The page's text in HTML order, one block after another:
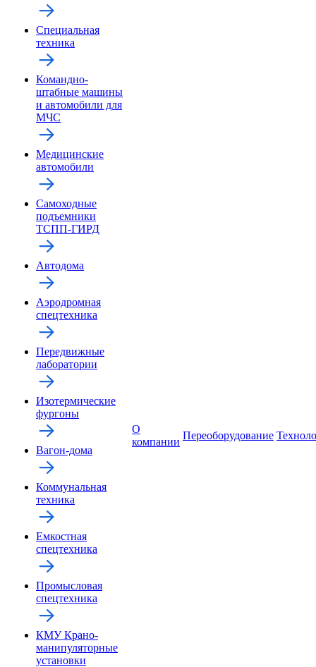
Специальная
техника
Командно-
штабные машины
и автомобили для
МЧС
Медицинские
автомобили
Самоходные
подъемники
ТСПП-ГИРД
Автодома
Аэродромная
спецтехника
Передвижные
лаборатории
Изотермические
фургоны
Вагон-дома
Коммунальная
техника
Емкостная
спецтехника
Промысловая
спецтехника
КМУ Крано-
манипуляторные
установки
О
компании
Переоборудование